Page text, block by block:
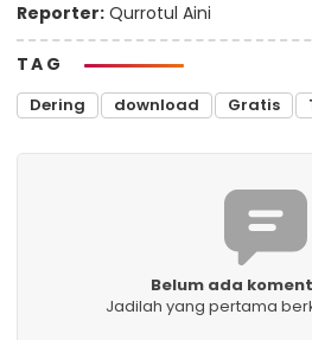
Reporter: Qurrotul Aini
TAG
Dering download Gratis
Belum ada
Jadilah yang pertama